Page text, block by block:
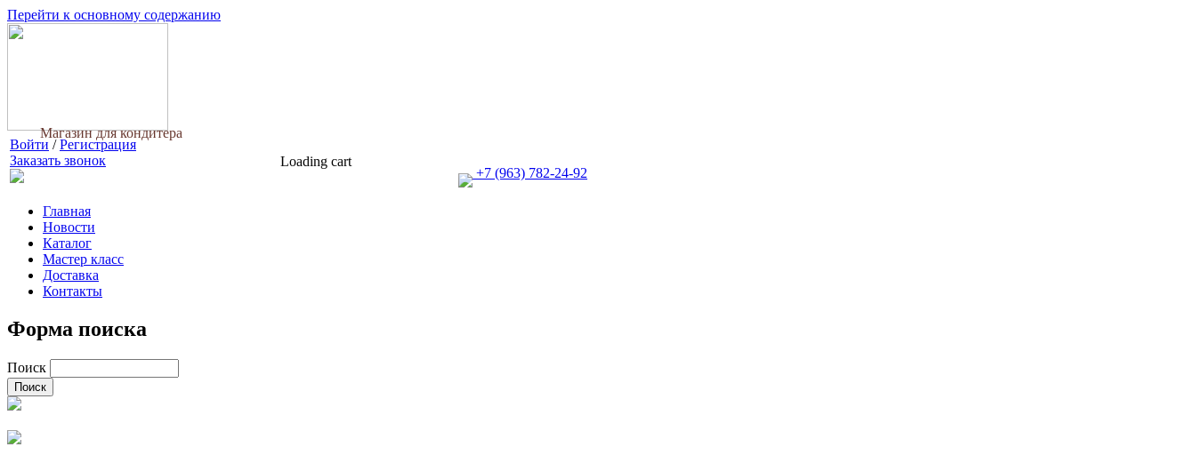
Перейти к основному содержанию
Магазин для кондитера
Войти /Регистрация
Заказать звонок
Loading cart
+7 (963) 782-24-92
Главная
Новости
Каталог
Мастер класс
Доставка
Контакты
Форма поиска
Поиск